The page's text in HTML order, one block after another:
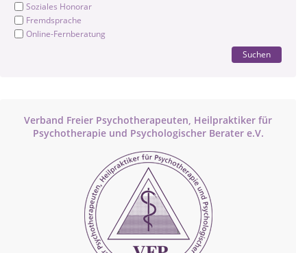
Soziales Honorar
Fremdsprache
Online-Fernberatung
Suchen
Verband Freier Psychotherapeuten, Heilpraktiker für
Psychotherapie und Psychologischer Berater e.V.